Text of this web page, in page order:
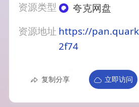
资源类型
夸克网盘
资源地址 https://
2f74
复制分享 立即访问